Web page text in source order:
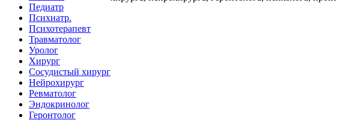
Педиатр
Психиатр.
Психотерапевт
Травматолог
Уролог
Хирург
Сосудистый хирург
Нейрохирург
Ревматолог
Эндокринолог
Геронтолог